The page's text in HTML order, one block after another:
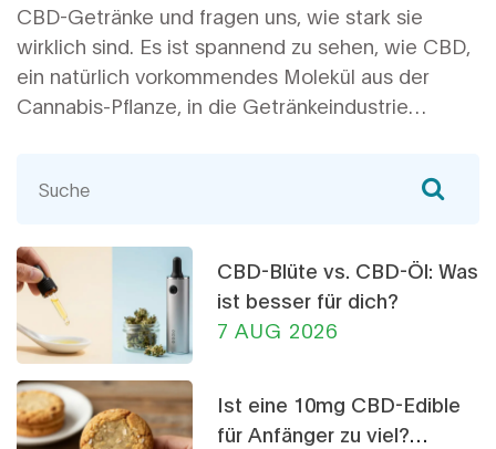
CBD-Getränke und fragen uns, wie stark sie
wirklich sind. Es ist spannend zu sehen, wie CBD,
ein natürlich vorkommendes Molekül aus der
Cannabis-Pflanze, in die Getränkeindustrie
subtilere Möglichkeit, die Vorteile von CBD zu
faszinierende Thema zu erfahren!
CBD-Blüte vs. CBD-Öl: Was
ist besser für dich?
7 AUG 2026
Ist eine 10mg CBD-Edible
für Anfänger zu viel?